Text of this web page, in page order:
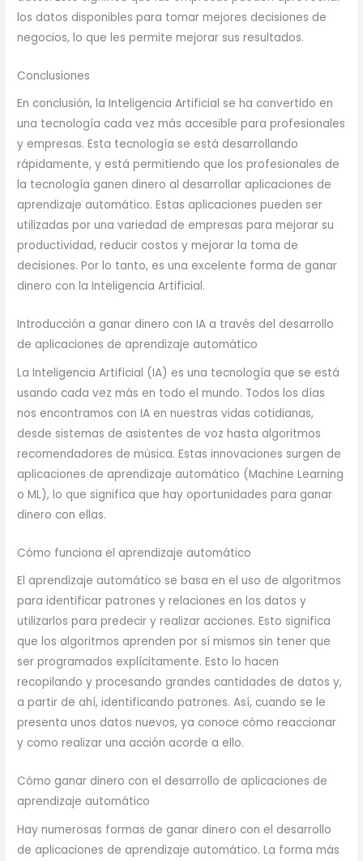
los datos disponibles para tomar mejores decisiones de
negocios, lo que les permite mejorar sus resultados.
Conclusiones
En conclusión, la Inteligencia Artificial se ha convertido en
una tecnología cada vez más accesible para profesionales
y empresas. Esta tecnología se está desarrollando
rápidamente, y está permitiendo que los profesionales de
la tecnología ganen dinero al desarrollar aplicaciones de
aprendizaje automático. Estas aplicaciones pueden ser
utilizadas por una variedad de empresas para mejorar su
productividad, reducir costos y mejorar la toma de
decisiones. Por lo tanto, es una excelente forma de ganar
dinero con la Inteligencia Artificial.
Introducción a ganar dinero con IA a través del desarrollo
de aplicaciones de aprendizaje automático
La Inteligencia Artificial (IA) es una tecnología que se está
usando cada vez más en todo el mundo. Todos los días
nos encontramos con IA en nuestras vidas cotidianas,
desde sistemas de asistentes de voz hasta algoritmos
recomendadores de música. Estas innovaciones surgen de
aplicaciones de aprendizaje automático (Machine Learning
o ML), lo que significa que hay oportunidades para ganar
dinero con ellas.
Cómo funciona el aprendizaje automático
El aprendizaje automático se basa en el uso de algoritmos
para identificar patrones y relaciones en los datos y
utilizarlos para predecir y realizar acciones. Esto significa
que los algoritmos aprenden por sí mismos sin tener que
ser programados explícitamente. Esto lo hacen
recopilando y procesando grandes cantidades de datos y,
a partir de ahí, identificando patrones. Así, cuando se le
presenta unos datos nuevos, ya conoce cómo reaccionar
y como realizar una acción acorde a ello.
Cómo ganar dinero con el desarrollo de aplicaciones de
aprendizaje automático
Hay numerosas formas de ganar dinero con el desarrollo
de aplicaciones de aprendizaje automático. La forma más